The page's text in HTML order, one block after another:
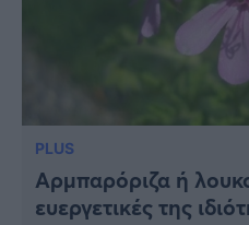
PLUS
Αρμπαρόριζα ή
ευεργετικές της